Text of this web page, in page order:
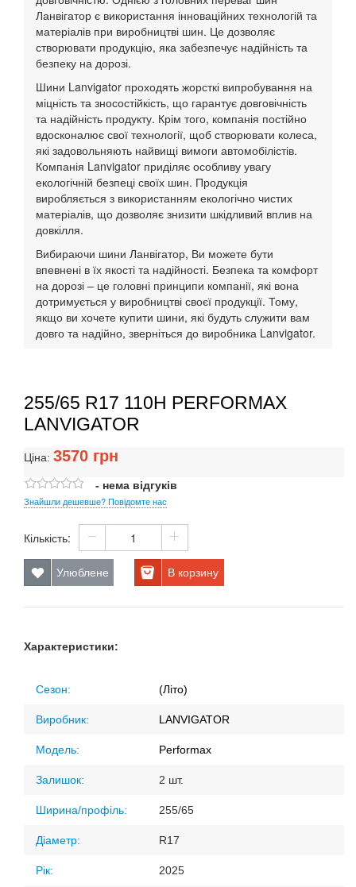
Ланвігатор є використання інноваційних технологій та
матеріалів при виробництві шин. Це дозволяє
створювати продукцію, яка забезпечує надійність та
безпеку на дорозі.
Шини Lanvigator проходять жорсткі випробування на
міцність та зносостійкість, що гарантує довговічність
та надійність продукту. Крім того, компанія постійно
вдосконалює свої технології, щоб створювати колеса,
які задовольняють найвищі вимоги автомобілістів.
Компанія Lanvigator приділяє особливу увагу
екологічній безпеці своїх шин. Продукція
виробляється з використанням екологічно чистих
матеріалів, що дозволяє знизити шкідливий вплив на
довкілля.
Вибираючи шини Ланвігатор, Ви можете бути
впевнені в їх якості та надійності. Безпека та комфорт
на дорозі – це головні принципи компанії, які вона
дотримується у виробництві своєї продукції. Тому,
якщо ви хочете купити шини, які будуть служити вам
довго та надійно, зверніться до виробника Lanvigator.
255/65 R17 110H PERFORMAX
LANVIGATOR
Ціна: 3570 грн
- нема відгуків
Знайшли дешевше? Повідомте нас
Кількість:
Улюблене В корзину
Характеристики:
Сезон: (Літо)
Виробник: LANVIGATOR
Модель: Performax
Залишок: 2 шт.
Ширина/профіль: 255/65
Діаметр: R17
Рік: 2025